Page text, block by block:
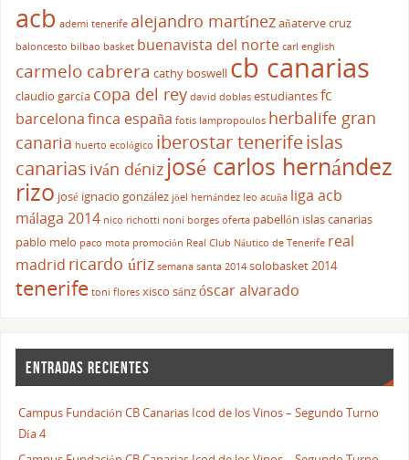
acb ademi tenerife alejandro martínezañaterve cruz
baloncesto bilbao basket buenavista del norte carl english
carmelo cabrera cathy boswell cb canarias
claudio garcía copa del rey david doblas estudiantesfc
barcelonafinca españa fotis lampropoulos herbalife gran
canaria huerto ecológico iberostar tenerifeislas
canarias iván déniz josé carlos hernández
rizo josé ignacio gonzález jöel hernández leo acuña liga acb
málaga 2014 nico richotti noni borges oferta pabellón islas canarias
pablo melo paco mota promoción Real Club Náutico de Tenerife real
madrid ricardo úriz semana santa 2014 solobasket 2014
tenerife toni flores xisco sánzóscar alvarado
ENTRADAS RECIENTES
Campus Fundación CB Canarias Icod de los Vinos – Segundo Turno
Día 4